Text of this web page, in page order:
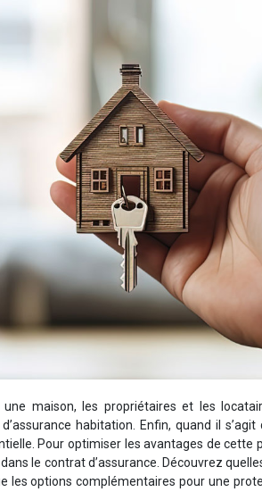
maison, les propriétaires et les
habitation. Enfin, quand il
Pour optimiser les avantages de cette
le contrat d’assurance. Découvrez
les options complémentaires pour une